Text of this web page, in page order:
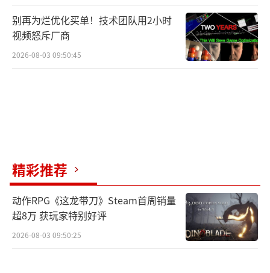
别再为烂优化买单！技术团队用2小时
视频怒斥厂商
2026-08-03 09:50:45
精彩推荐
动作RPG《这龙带刀》Steam首周销量
超8万 获玩家特别好评
2026-08-03 09:50:25